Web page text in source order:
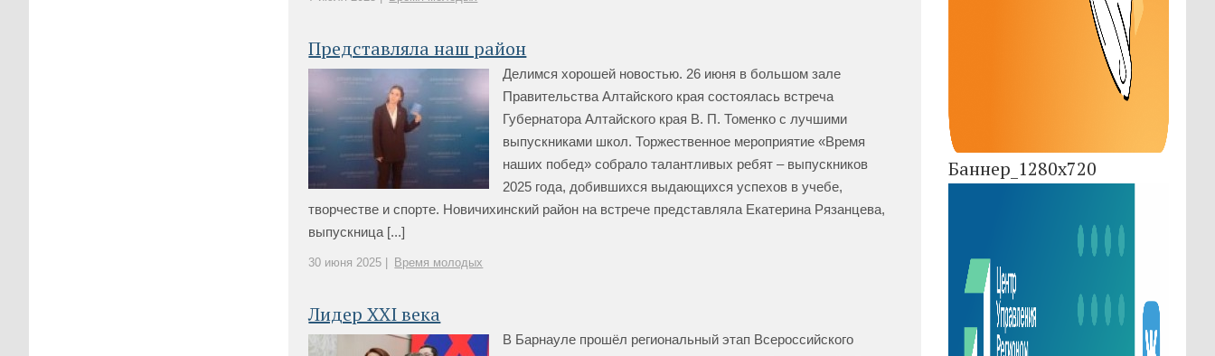
Баннер_1280x720
Представляла наш район
Делимся хорошей новостью. 26 июня в большом зале
Правительства Алтайского края состоялась встреча
Губернатора Алтайского края В. П. Томенко с лучшими
выпускниками школ. Торжественное мероприятие «Время
наших побед» собрало талантливых ребят – выпускников
2025 года, добившихся выдающихся успехов в учебе,
творчестве и спорте. Новичихинский район на встрече представляла Екатерина Рязанцева,
выпускница [...]
30 июня 2025 | Время молодых
Лидер XXI века
В Барнауле прошёл региональный этап Всероссийского